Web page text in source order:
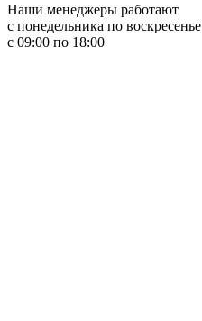
Наши менеджеры работают
с понедельника по воскресенье
с 09:00 по 18:00